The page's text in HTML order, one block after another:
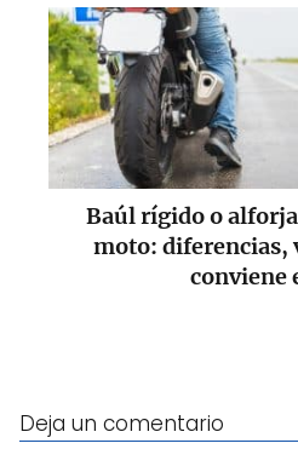
Baúl rígido o
moto: diferencias,
conviene
Deja un comentario